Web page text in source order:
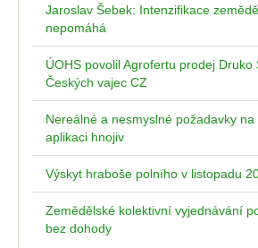
Jaroslav Šebek: Intenzifikace
nepomáhá
ÚOHS povolil Agrofertu prodej Druko
Českých vajec CZ
Nereálné a nesmyslné požadavky
aplikaci hnojiv
Výskyt hraboše polního v listopadu
Zemědělské kolektivní vyjednávání
bez dohody